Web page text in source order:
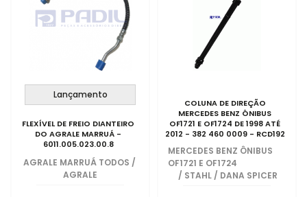
Lançamento
FLEXÍVEL DE FREIO DIANTEIRO
DO AGRALE MARRUÁ -
6011.005.023.00.8
AGRALE MARRUÁ TODOS /
AGRALE
COLUNA DE DIREÇÃO
MERCEDES BENZ ÔNIBUS
OF1721 E OF1724 DE 1998 ATÉ
2012 - 382 460 0009 - RCD192
MERCEDES BENZ ÔNIBUS
OF1721 E OF1724
/ STAHL / DANA SPICER